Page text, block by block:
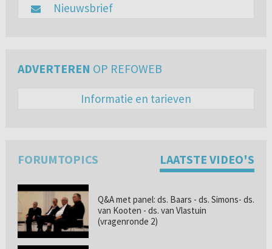
Nieuwsbrief
ADVERTEREN OP REFOWEB
Informatie en tarieven
FORUMTOPICS LAATSTE VIDEO'S
Q&A met panel: ds. Baars - ds. Simons- ds.
van Kooten - ds. van Vlastuin
(vragenronde 2)